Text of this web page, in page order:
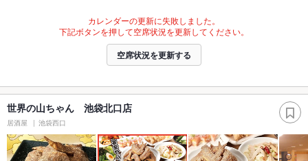
カレンダーの更新に失敗しました。
下記ボタンを押して空席状況を更新してください。
空席状況を更新する
世界の山ちゃん 池袋北口店
居酒屋 池袋西口